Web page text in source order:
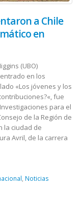
a Chile
en
(UBO)
en los
«Los jóvenes y los
fue
para el
de la Región de
la ciudad de
Avril, de la carrera
Noticias